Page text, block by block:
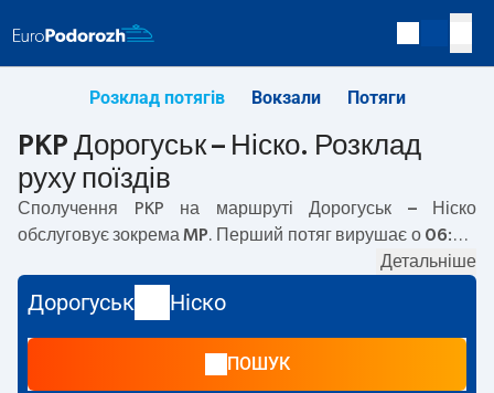
Розклад потягів Вокзали Потяги
PKP Дорогуськ – Ніско. Розклад
руху поїздів
Сполучення PKP на маршруті Дорогуськ – Ніско
обслуговує зокрема MP . Перший потяг вирушає о 06:00
вирушає о 06:00. Наразі на маршруті
не курсують інші потяги перевізника PKP Intercity. Потяг
завершує маршрут на станції Ніско.
Детальніше
Дорогуськ Ніско
ПОШУК